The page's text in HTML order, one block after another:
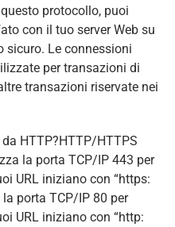
protocollo, puoi
con il tuo server Web su
sicuro. Le connessioni
per transazioni di
transazioni riservate nei
HTTP?HTTP/HTTPS
la porta TCP/IP 443 per
URL iniziano con “https:
la porta TCP/IP 80 per
URL iniziano con “http: